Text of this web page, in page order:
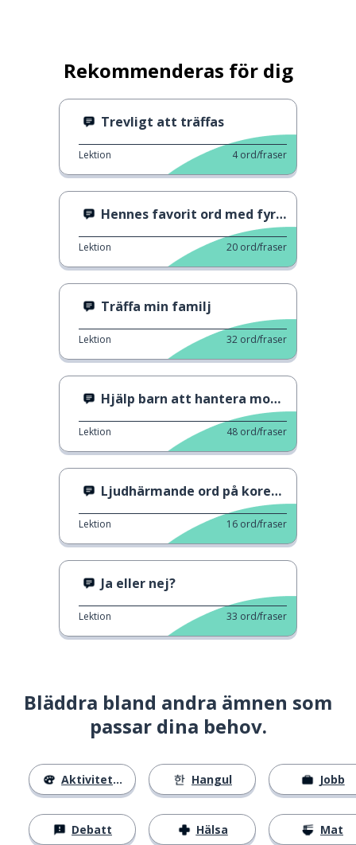
Rekommenderas för dig
Trevligt att träffas
Lektion 4 ord/fraser
Hennes favorit ord med fyra bokstäver
Lektion 20 ord/fraser
Träffa min familj
Lektion 32 ord/fraser
Hjälp barn att hantera mobbare
Lektion 48 ord/fraser
Ljudhärmande ord på koreanska
Lektion 16 ord/fraser
Ja eller nej?
Lektion 33 ord/fraser
Bläddra bland andra ämnen som
passar dina behov.
Aktiviteter
Debatt
Hangul
Hälsa
Jobb
Mat